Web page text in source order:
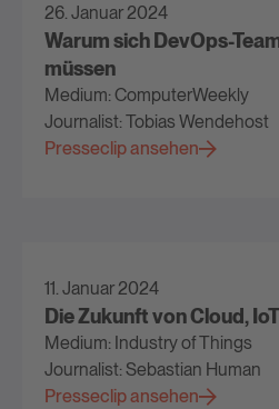
26. Januar 2024
Warum sich DevOps-
müssen
Medium: ComputerWeekly
Journalist: Tobias Wendehost
Presseclip ansehen
11. Januar 2024
Die Zukunft von Cloud,
Medium: Industry of Things
Journalist: Sebastian Human
Presseclip ansehen